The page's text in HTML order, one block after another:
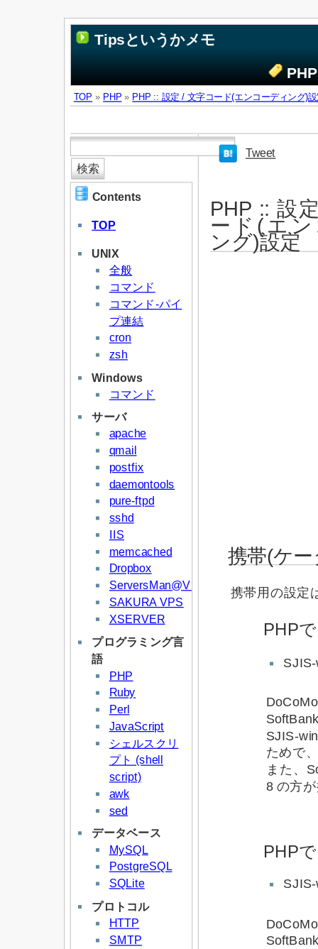
Tipsというかメモ
TOP » PHP » PHP :: 設定 / 文字コード(エンコーディング)
Contents
TOP
UNIX
全般
コマンド
コマンド-パイ
プ連結
cron
zsh
Windows
コマンド
サーバ
apache
qmail
postfix
daemontools
pure-ftpd
sshd
IIS
memcached
Dropbox
ServersMan@VPS
SAKURA VPS
XSERVER
プログラミング言
語
PHP
Ruby
Perl
JavaScript
シェルスクリ
プト (shell
script)
awk
sed
データベース
MySQL
PostgreSQL
SQLite
プロトコル
HTTP
SMTP
Tweet
PHP :: 設
ード(エ
ング)設定
携帯(ケ
携帯用の設定
PHP
SJIS-
ためで
また、
8 の方
PHP